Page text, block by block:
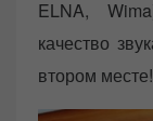
ELNA,
качество
втором месте!